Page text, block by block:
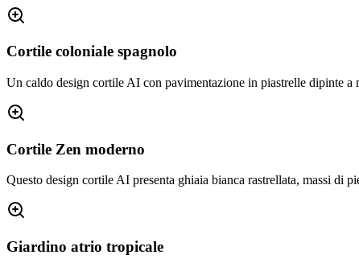
Cortile coloniale spagnolo
Un caldo design cortile AI con pavimentazione in piastrelle dipinte
Cortile Zen moderno
Questo design cortile AI presenta ghiaia bianca rastrellata, massi di
Giardino atrio tropicale